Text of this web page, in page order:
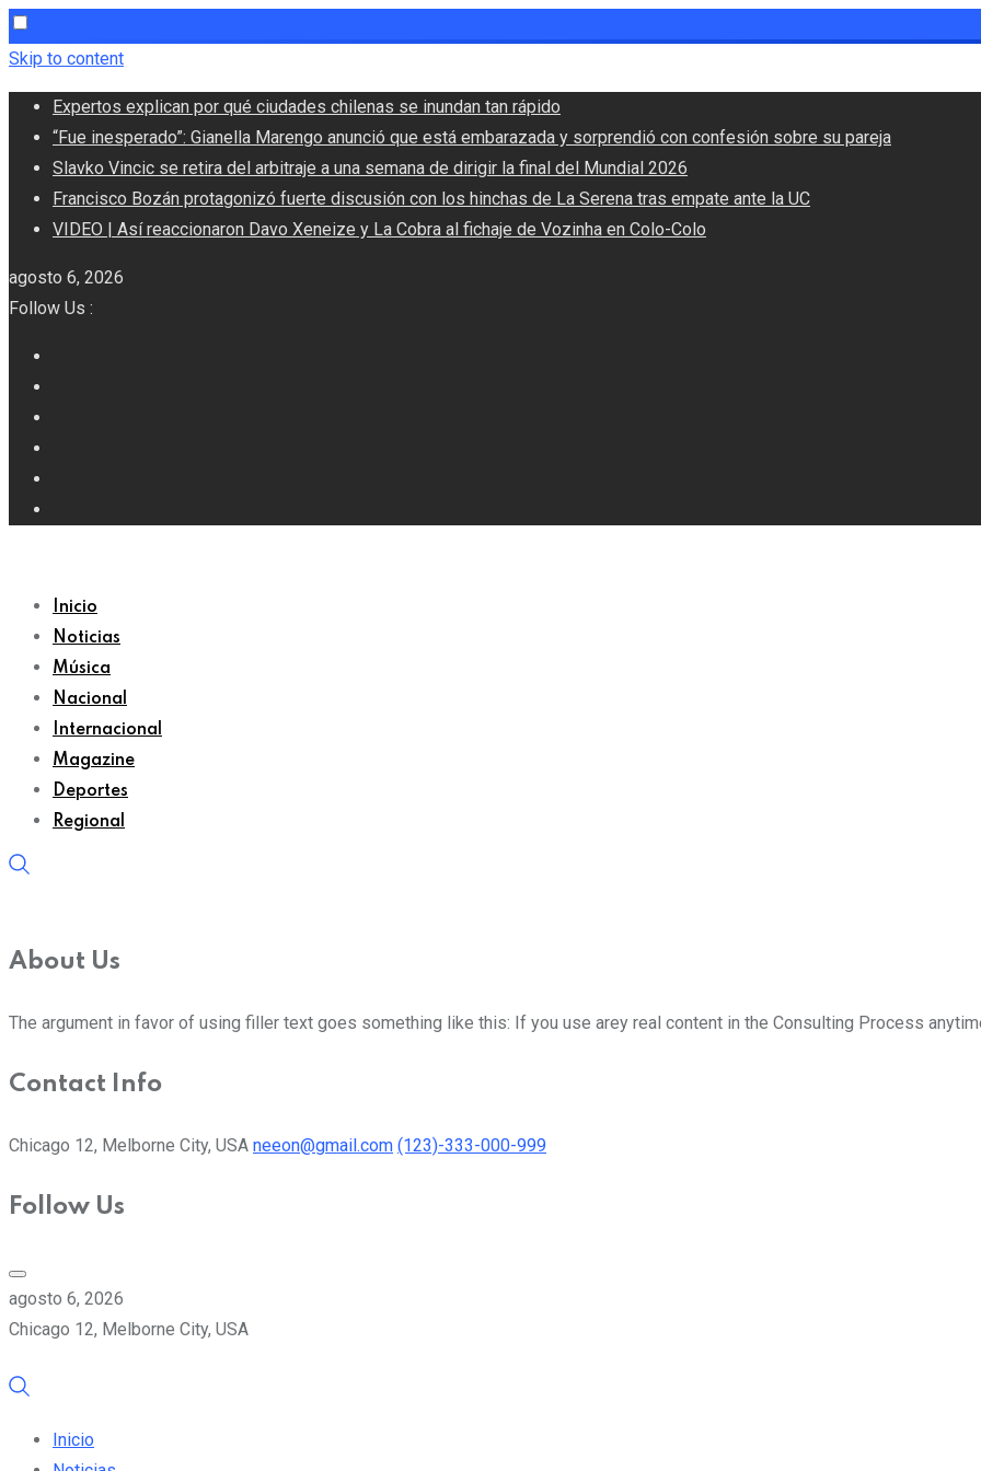
Skip to content
Expertos explican por qué ciudades chilenas se inundan tan rápido
“Fue inesperado”: Gianella Marengo anunció que está embarazada y sorprendió con confesión sobre su pareja
Slavko Vincic se retira del arbitraje a una semana de dirigir la final del Mundial 2026
Francisco Bozán protagonizó fuerte discusión con los hinchas de La Serena tras empate ante la UC
VIDEO | Así reaccionaron Davo Xeneize y La Cobra al fichaje de Vozinha en Colo-Colo
agosto 6, 2026
Follow Us :
Inicio
Noticias
Música
Nacional
Internacional
Magazine
Deportes
Regional
About Us
The argument in favor of using filler text goes something like this: If you use arey real content in the Consulting Process
Contact Info
Chicago 12, Melborne City, USA neeon@gmail.com (123)-333-000-999
Follow Us
agosto 6, 2026
Chicago 12, Melborne City, USA
Inicio